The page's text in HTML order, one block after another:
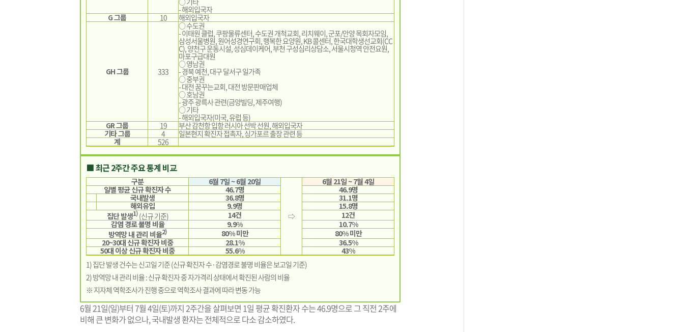
- 해외입국자
G 그룹
10 해외입국자
GH 그룹 333
○ 수도권
- 이태원 클럽, 쿠팡물류센터, 수도권 개척교회, 리치웨이, 군포/안양 목회자모임,
삼성서울병원, 원어성경연구회, 행복한 요양원, KB 콜센터, 한국대학생선교회(CC
C), 양천구 운동시설, 성심데이케어, 부천 구성심리상담소, 서울시청역 안전요원,
마포구급대원
○ 영남권
- 경북 예천, 대구 달서구 일가족
○ 중부권
- 대전 꿈꾸는교회, 대전 방문판매업체
○ 호남권
- 광주 광륵사 관련(금양빌딩, 제주여행)
○ 기타
- 해외입국자(미국, 유럽 등)
GR 그룹
19
부산 감천항 입항 러시아 선박 선원, 해외입국자
기타 그룹
4
일본현지 확진자 접촉자, 싱가포르 출장 관련 등
계
526
■ 최근 2주간 주요 통계 비교
구분 6월 7일 ~ 6월 20일
⇨
6월 21일 ~ 7월 4일
일별 평균 신규 확진자 수
46.7명
46.9명
국내발생
36.8명
31.1명
해외유입
9.9명
15.8명
집단 발생1) (신규 기준) 14건
12건
감염 경로 불명 비율
9.9%
10.7%
방역망 내 관리 비율2) 80% 미만
80% 미만
20~30대 신규 확진자 비중
28.1%
36.5%
50대 이상 신규 확진자 비중
55.6%
43%
1) 집단 발생 건수는 신고일 기준 (신규 확진자 수·감염경로 불명 비율은 보고일 기준)
2) 방역망 내 관리 비율 : 신규 확진자 중 자가격리 상태에서 확진된 사람의 비율
※ 지자체 역학조사가 진행 중으로 역학조사 결과에 따라 변동 가능
6월 21일(일)부터 7월 4일(토)까지 2주간을 살펴보면 1일 평균 확진환자 수는 46.9명으로 그 직전 2주에
비해 큰 변화가 없으나, 국내발생 환자는 전체적으로 다소 감소하였다.